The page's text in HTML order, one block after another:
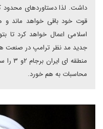
داشت. لذا دستاوردهای محدود
قوت خود باقی خواهد ماند و
اسلامی اعمال خواهد کرد تا
جدید مد نظر ترامپ در صنعت
منطقه
محاسبات به هم خورد.